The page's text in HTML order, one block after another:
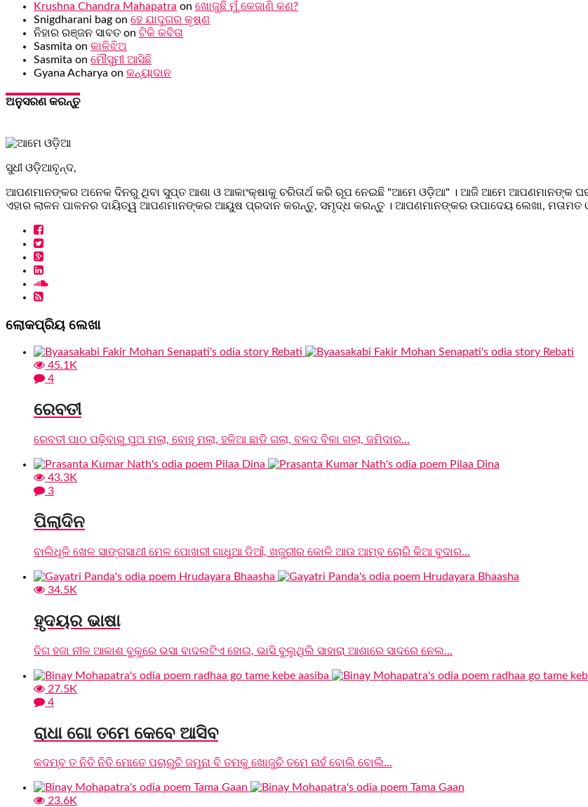
Krushna Chandra Mahapatra on ଖୋଜୁଛି ମୁଁ କେଜାଣି କଣ?
Snigdharani bag on ହେ ଯାଦୁଗର କୃଷ୍ଣ
ନିହାର ରଞ୍ଜନ ସାବତ on ଟିକି କବିତା
Sasmita on କାଳିଝିଅ
Sasmita on ମୌସୁମୀ ଆସିଛି
Gyana Acharya on କନ୍ୟାଦାନ
ଅନୁସରଣ କରନ୍ତୁ
ସୁଧୀ ଓଡ଼ିଆବୃନ୍ଦ,
ଆପଣମାନଙ୍କର ଅନେକ ଦିନରୁ ଥିବା ସୁପ୍ତ ଆଶା ଓ ଆକାଂକ୍ଷାକୁ ଚରିତାର୍ଥ କରି ରୂପ ନେଇଛି "ଆମେ ଓଡ଼ିଆ" । ଆଜି ଆମେ ଆପଣମାନଙ୍କ
ଏହାର ଲାଳନ ପାଳନର ଦାୟିତ୍ୱ ଆପଣମାନଙ୍କର ଆୟୁଷ ପ୍ରଦାନ କରନ୍ତୁ, ସମୃଦ୍ଧ କରନ୍ତୁ । ଆପଣମାନଙ୍କର ଉପାଦେୟ ଲେଖା, ମତାମତ
ଲୋକପ୍ରିୟ ଲେଖା
45.1K
4
ରେବତୀ
ରେବତୀ ପାଠ ପଢ଼ିବାରୁ ପୁଅ ମଲା, ବୋହୂ ମଲା, ହଳିଆ ଛାଡି ଗଲା, ବଳଦ ବିକା ଗଲା, ଜମିଦାର...
43.3K
3
ପିଲାଦିନ
ବାଲିଧୂଳି ଖେଳ ସାଙ୍ଗସାଥୀ ମେଳ ପୋଖରୀ ଗାଧୁଆ ଡିଆଁ, ଖଜୁରୀର କୋଳି ଆଉ ଆମ୍ବ ଚୋରି କିଆ ବୁଦାର...
34.5K
ହୃଦୟର ଭାଷା
ଦିଗ ହଜା ନୀଳ ଆକାଶ ବୁକୁରେ ଭସା ବାଦଲଟିଏ ହୋଇ, ଭାସି ବୁଲୁଥିଲି ସାହାରା ଆଶାରେ ସାଦରେ ନେଲ...
27.5K
4
ରାଧା ଗୋ ତମେ କେବେ ଆସିବ
କଦମ୍ବ ତ ନିତି ନିତି ମୋତେ ପଚାରୁଚି ଜମୁନା ବି ତମକୁ ଖୋଜୁଚି ତମେ ନାହଁ ବୋଲି ବୋଲି...
23.6K